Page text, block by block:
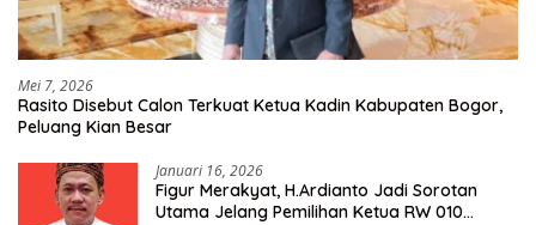
Mei 7, 2026
Rasito Disebut Calon Terkuat Ketua Kadin Kabupaten Bogor,
Peluang Kian Besar
Januari 16, 2026
Figur Merakyat, H.Ardianto Jadi Sorotan
Utama Jelang Pemilihan Ketua RW 010